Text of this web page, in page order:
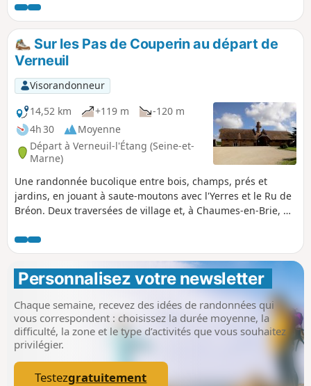
urbain. On peut y apprécier le charme
de cette rivière et des belles maisons
alentours, admirer deux anciens
moulins à eau et croiser pas moins de
quatre menhirs en cours de route.
Sur les Pas de Couperin au départ de
Verneuil
Visorandonneur
14,52 km
+119 m
-120 m
4h 30
Moyenne
Départ à Verneuil-l'Étang (Seine-et-
Marne)
Une randonnée bucolique entre bois, champs, prés et
jardins, en jouant à saute-moutons avec l'Yerres et le Ru de
Bréon. Deux traversées de village et, à Chaumes-en-Brie, un
qu'une ferme à l'architecture étonnante en plein cœur de la
Brie.
Personnalisez votre newsletter
Chaque semaine, recevez des idées de randonnées qui
vous correspondent : choisissez la durée moyenne, la
difficulté, la zone et le type d’activités que vous souhaitez
privilégier.
Testezgratuitement